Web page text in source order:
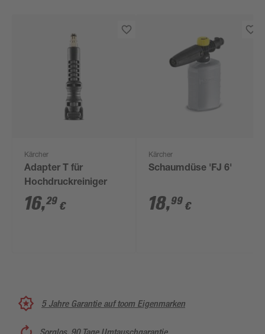
Kärcher
Adapter T für
Hochdruckreiniger
16,29 €
Kärcher
Schaumdüse 'FJ 6'
18,99 €
5 Jahre Garantie auf toom Eigenmarken